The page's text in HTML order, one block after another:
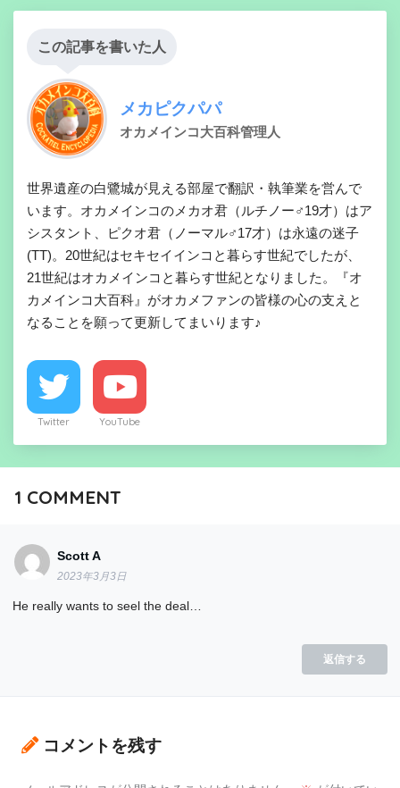
この記事を書いた人
メカピクパパ
オカメインコ大百科管理人
世界遺産の白鷺城が見える部屋で翻訳・執筆業を営んで
います。オカメインコのメカオ君（ルチノー♂19才）はア
シスタント、ピクオ君（ノーマル♂17才）は永遠の迷子
(TT)。20世紀はセキセイインコと暮らす世紀でしたが、
21世紀はオカメインコと暮らす世紀となりました。『オ
カメインコ大百科』がオカメファンの皆様の心の支えと
なることを願って更新してまいります♪
Twitter YouTube
1 COMMENT
Scott A
2023年3月3日
He really wants to seel the deal…
返信する
コメントを残す